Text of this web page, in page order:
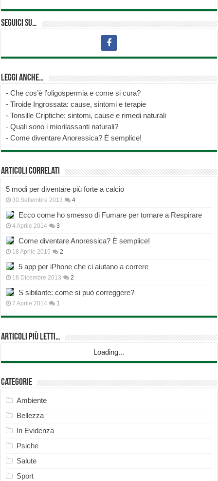
Seguici su…
Leggi anche…
-Che cos’è l’oligospermia e come si cura?
-Tiroide Ingrossata: cause, sintomi e terapie
-Tonsille Criptiche: sintomi, cause e rimedi naturali
-Quali sono i miorilassanti naturali?
-Come diventare Anoressica? È semplice!
Articoli correlati
5 modi per diventare più forte a calcio
30 Settembre 2013 4
Ecco come ho smesso di Fumare per tornare a Respirare
4 Aprile 2014 3
Come diventare Anoressica? È semplice!
18 Aprile 2015 2
5 app per iPhone che ci aiutano a correre
18 Dicembre 2013 2
S sibilante: come si può correggere?
7 Aprile 2014 1
Articoli più Letti…
Loading...
Categorie
Ambiente
Bellezza
In Evidenza
Psiche
Salute
Sport